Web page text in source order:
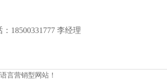
18500331777 李经理
言营销型网站！